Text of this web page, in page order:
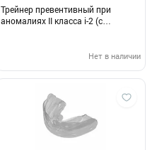
Трейнер превентивный при
аномалиях II класса i-2 (с
Нет в наличии